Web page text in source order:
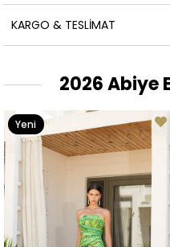
KARGO & TESLIMAT
2026 Abiye
Yeni
Ürün